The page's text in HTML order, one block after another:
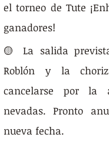
el torneo de Tute
ganadores!
🟡 La salida
Roblón y la
cancelarse por la
nevadas. Pronto
nueva fecha.